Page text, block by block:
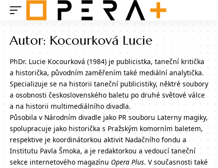
Autor:Kocourková Lucie
PhDr. Lucie Kocourková (1984) je publicistka, taneční kritička
a historička, původním zaměřením také mediální analytička.
Specializuje se na historii taneční publicistiky, něktré soubory
a osobnosti československého baletu po druhé světové válce
a na historii multimediálního divadla.
Působila v Národním divadle jako PR souboru Laterny magiky,
spolupracuje jako historička s Pražským komorním baletem,
respektive je koordinátorkou aktivit Nadačního fondu a
Institutu Pavla Šmoka, a je redaktorkou a vedoucí taneční
sekce internetového magazínu Opera Plus. V současnosti také